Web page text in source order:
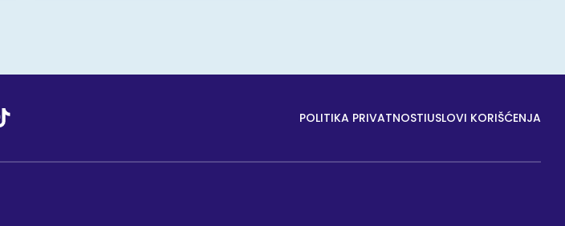
POLITIKA PRIVATNOSTIUSLOVI KORIŠĆENJA